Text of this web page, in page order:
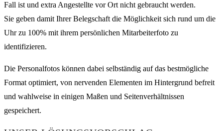
Fall ist und extra Angestellte vor Ort nicht gebraucht werden.
Sie geben damit Ihrer Belegschaft die Möglichkeit sich rund um die
Uhr zu 100% mit ihrem persönlichen Mitarbeiterfoto zu
identifizieren.
Die Personalfotos können dabei selbständig auf das bestmögliche
Format optimiert, von nervenden Elementen im Hintergrund befreit
und wahlweise in einigen Maßen und Seitenverhältnissen
gespeichert.